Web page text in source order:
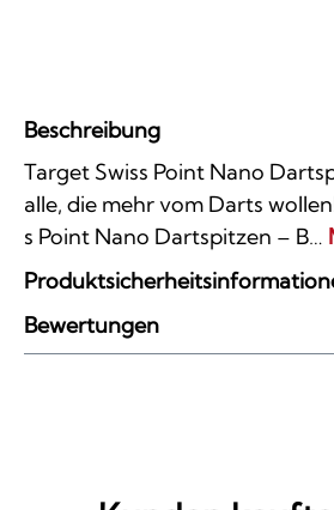
Beschreibung
Target Swiss Point Nano
alle, die mehr vom Darts
s Point Nano Dartspitzen – B…
Bewertungen